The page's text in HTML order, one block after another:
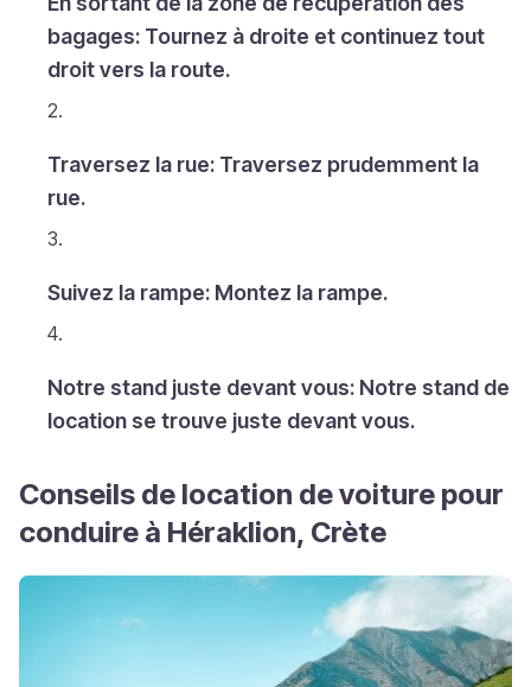
bagages: Tournez à droite et continuez tout
droit vers la route.
Traversez la rue: Traversez prudemment la
rue.
Suivez la rampe: Montez la rampe.
Notre stand juste devant vous: Notre stand de
location se trouve juste devant vous.
Conseils de location de voiture pour
conduire à Héraklion, Crète